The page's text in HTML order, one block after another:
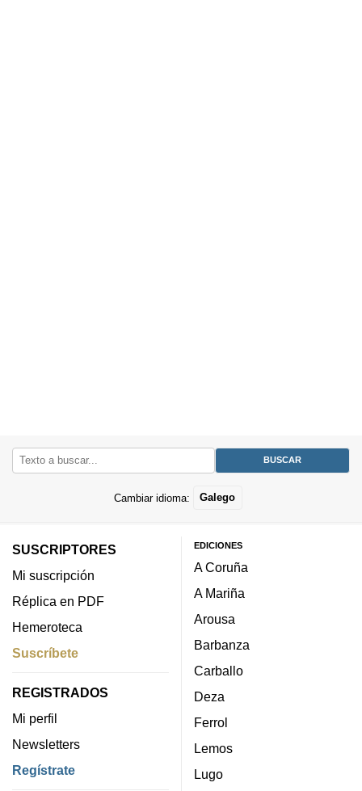
Cambiar idioma: Galego
SUSCRIPTORES
Mi suscripción
Réplica en PDF
Hemeroteca
Suscríbete
REGISTRADOS
Mi perfil
Newsletters
Regístrate
EDICIONES
A Coruña
A Mariña
Arousa
Barbanza
Carballo
Deza
Ferrol
Lemos
Lugo